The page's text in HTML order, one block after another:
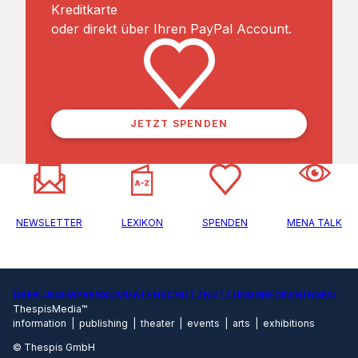
Kreditkarte
oder direkt über Ihren PayPal Account.
JETZT SPENDEN
NEWSLETTER LEXIKON SPENDEN MENA TALK
ÜBER UNSIMPRESSUMDATENSCHUTZNUTZUNGSBEDINGUNGEN
ThespisMedia™
information | publishing | theater | events | arts | exhibitions
© Thespis GmbH